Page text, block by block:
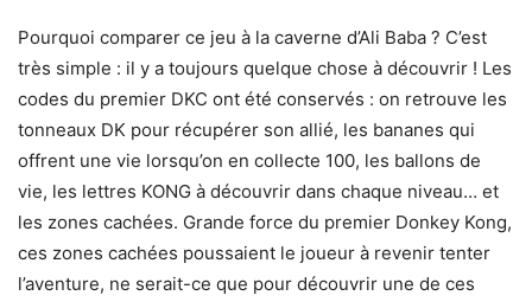
Pourquoi comparer ce jeu à la caverne d’Ali Baba ? C’est
très simple : il y a toujours quelque chose à découvrir ! Les
codes du premier DKC ont été conservés : on retrouve les
tonneaux DK pour récupérer son allié, les bananes qui
offrent une vie lorsqu’on en collecte 100, les ballons de
vie, les lettres KONG à découvrir dans chaque niveau… et
les zones cachées. Grande force du premier Donkey Kong,
ces zones cachées poussaient le joueur à revenir tenter
l’aventure, ne serait-ce que pour découvrir une de ces